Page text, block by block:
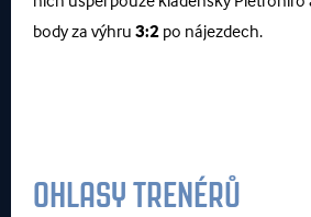
body za výhru 3:2 po nájezdech.
OHLASY TRENÉRŮ